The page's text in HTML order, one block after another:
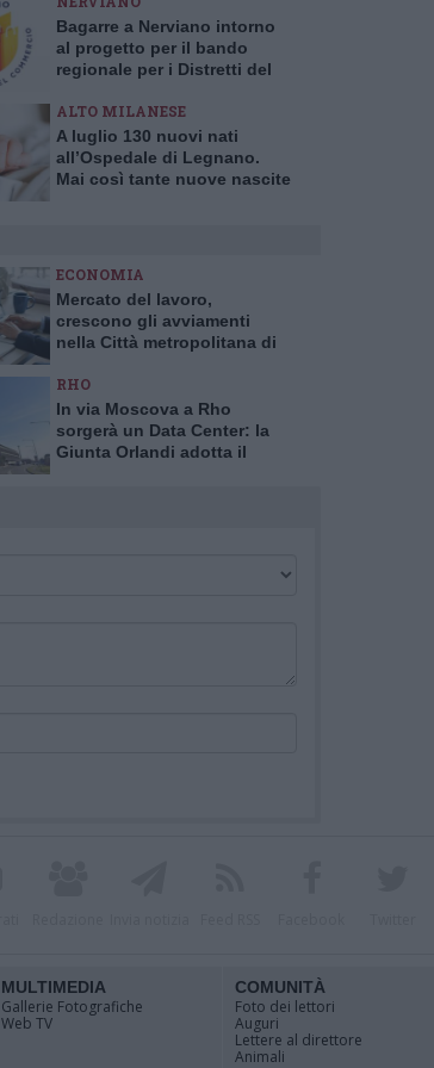
Bagarre a Nerviano intorno
al progetto per il bando
regionale per i Distretti del
ALTO MILANESE
A luglio 130 nuovi nati
all’Ospedale di Legnano.
Mai così tante nuove nascite
ECONOMIA
Mercato del lavoro,
crescono gli avviamenti
nella Città metropolitana di
RHO
In via Moscova a Rho
sorgerà un Data Center: la
Giunta Orlandi adotta il
MULTIMEDIA
Gallerie Fotografiche
Web TV
COMUNITÀ
Foto dei lettori
Auguri
Lettere al direttore
Animali